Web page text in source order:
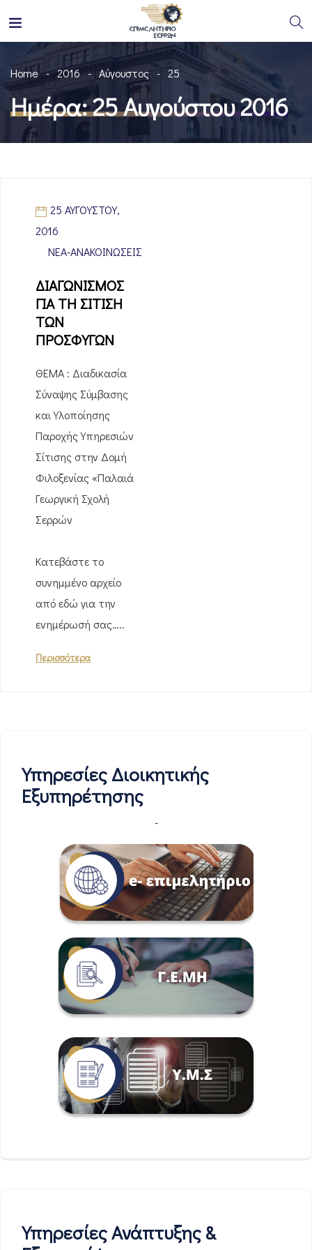
Home 2016 Αύγουστος 25
Ημέρα:25 Αυγούστου 2016
25 ΑΥΓΟΎΣΤΟΥ,
2016
ΝΈΑ-ΑΝΑΚΟΙΝΏΣΕΙΣ
ΔΙΑΓΩΝΙΣΜΟΣ
ΓΙΑ ΤΗ ΣΙΤΙΣΗ
ΤΩΝ
ΠΡΟΣΦΥΓΩΝ
ΘΕΜΑ : Διαδικασία
Σύναψης Σύμβασης
και Υλοποίησης
Παροχής Υπηρεσιών
Σίτισης στην Δομή
Φιλοξενίας «Παλαιά
Γεωργική Σχολή
Σερρών
Κατεβάστε το
συνημμένο αρχείο
από εδώ για την
ενημέρωσή σας…..
Περισσότερα
Υπηρεσίες Διοικητικής
Εξυπηρέτησης
-
Υπηρεσίες Ανάπτυξης &